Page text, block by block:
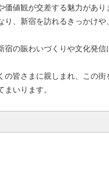
値観が交差する魅力があり
、新宿を訪れるきっかけや
の賑わいづくりや文化発信
皆さまに親しまれ、この街
いります。